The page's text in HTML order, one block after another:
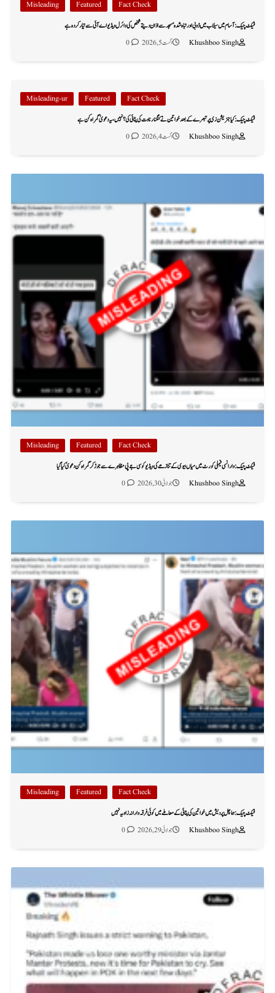
Fact Check
Featured
Misleading
فیکٹ چیک: آسام میں سیلاب میں ڈوبی اور تباہ شدہ مسجد سے اذان دیتے شخص کی وائرل ویڈیو اے آئی سے تیار کردہ ہے
Khushboo Singh
اگست 5, 2026 0
Fact Check
Featured
Misleading-ur
فیکٹ چیک: کیا جنریشن زی پر تبصرے کے بعد خواتین نے کنگنا رناوت کی پٹائی کی؟ نہیں، یہ دعویٰ گمراہ کن ہے
Khushboo Singh
اگست 4, 2026 0
Fact Check
Featured
Misleading
فیکٹ چیک: وارانسی فیملی کورٹ میں میاں بیوی کے تنازعے کی ویڈیو کو سی جے پی مظاہرے سے جوڑ کر گمراہ کن دعویٰ کیا گیا
Khushboo Singh
جولائی 30, 2026 0
Fact Check
Featured
Misleading
فیکٹ چیک: ہماچل پردیش میں خواتین کی پٹائی کے معاملے میں کوئی فرقہ وارانہ زاویہ نہیں
Khushboo Singh
جولائی 29, 2026 0